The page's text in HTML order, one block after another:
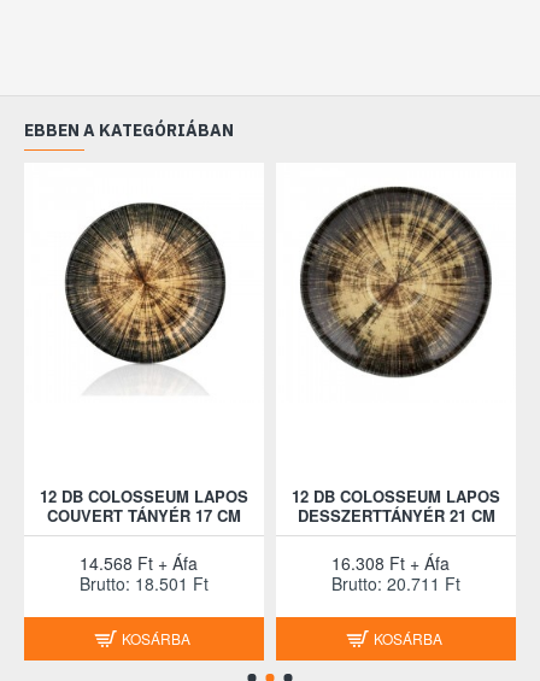
EBBEN A KATEGÓRIÁBAN
12 DB COLOSSEUM LAPOS
COUVERT TÁNYÉR 17 CM
14.568 Ft + Áfa
Brutto: 18.501 Ft
KOSÁRBA
12 DB COLOSSEUM LAPOS
DESSZERTTÁNYÉR 21 CM
16.308 Ft + Áfa
Brutto: 20.711 Ft
KOSÁRBA